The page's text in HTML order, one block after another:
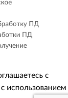
ПД
ПД
с
использованием